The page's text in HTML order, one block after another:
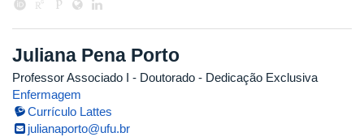
Juliana Pena Porto
Professor Associado I - Doutorado - Dedicação Exclusiva
Enfermagem
Currículo Lattes
julianaporto@ufu.br